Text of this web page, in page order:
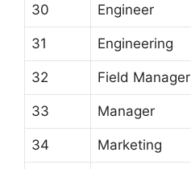
30 Engineer
31 Engineering
32 Field Manager
33 Manager
34 Marketing